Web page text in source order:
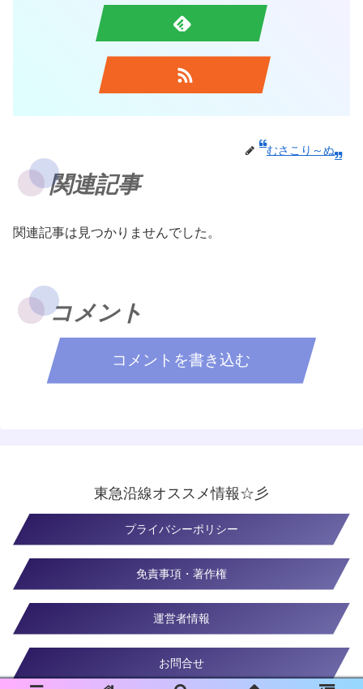
むさこり～ぬ
関連記事
関連記事は見つかりませんでした。
コメント
コメントを書き込む
東急沿線オススメ情報☆彡
プライバシーポリシー
免責事項・著作権
運営者情報
お問合せ